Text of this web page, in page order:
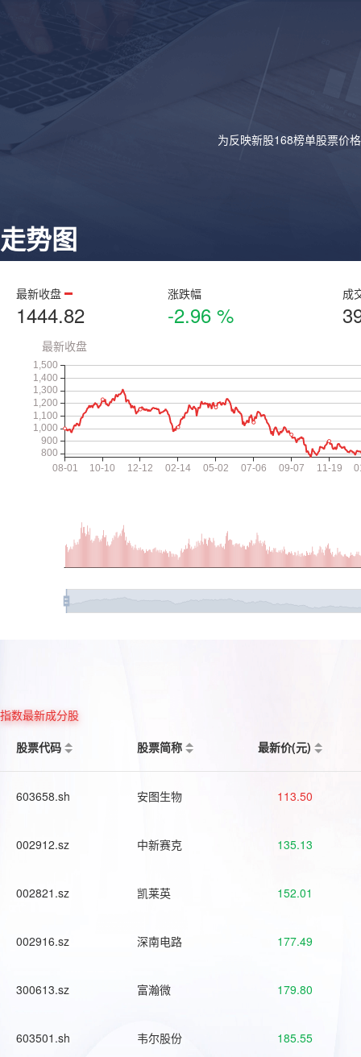
为反映新股168榜单股票价
走势图
最新收盘
1444.82
涨跌幅
-2.96 %
成
指数最新成分股
股票代码
股票简称 最新价(元)
603658.sh 安图生物 113.50
002912.sz 中新赛克 135.13
002821.sz 凯莱英 152.01
002916.sz 深南电路 177.49
300613.sz 富瀚微 179.80
603501.sh 韦尔股份 185.55